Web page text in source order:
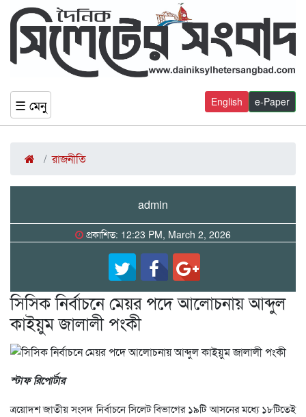
☰ মেনু e-Paper
English
রাজনীতি
admin
প্রকাশিত: 12:23 PM, March 2, 2026
সিসিক নির্বাচনে মেয়র পদে আলোচনায় আব্দুল
কাইয়ুম জালালী পংকী
স্টাফ রিপোর্টার
ত্রয়োদশ জাতীয় সংসদ নির্বাচনে সিলেট বিভাগের ১৯টি আসনের মধ্যে ১৮টিতেই